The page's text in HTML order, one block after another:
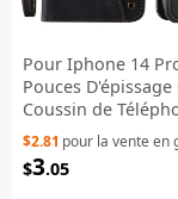
Pour Iphone 14
Pouces
Coussin de
Cuir Pu-touch
Flip Anti-drop
Noir
$2.81 pour la vente en
$3.05